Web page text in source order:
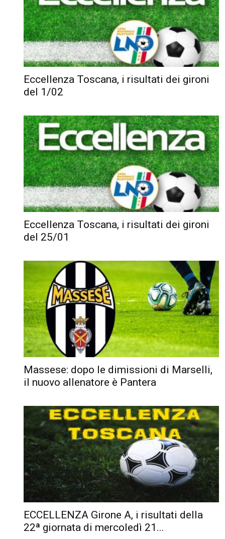
Eccellenza Toscana, i risultati dei gironi
del 1/02
Eccellenza Toscana, i risultati dei gironi
del 25/01
Massese: dopo le dimissioni di Marselli,
il nuovo allenatore è Pantera
ECCELLENZA Girone A, i risultati della
22ª giornata di mercoledì 21...